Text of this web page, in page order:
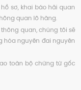
sơ, khai báo hải quan
quan lô hàng.
quan, chúng tôi sẽ
hóa nguyên đai nguyên
toàn bộ chứng từ gốc